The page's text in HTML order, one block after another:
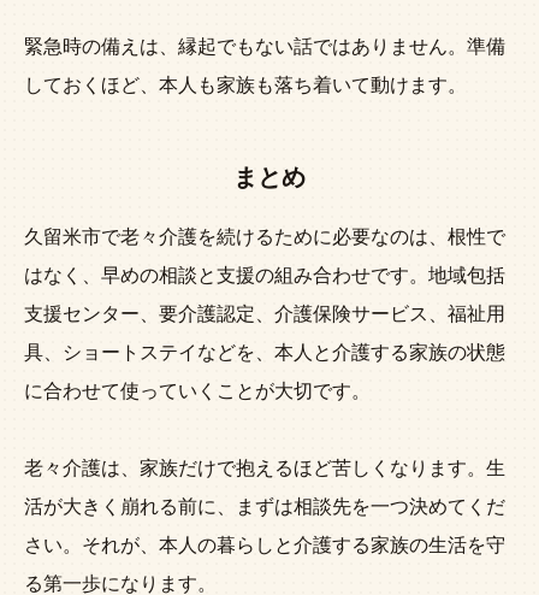
緊急時の備えは、縁起でもない話ではありません。準備
しておくほど、本人も家族も落ち着いて動けます。
まとめ
久留米市で老々介護を続けるために必要なのは、根性で
はなく、早めの相談と支援の組み合わせです。地域包括
支援センター、要介護認定、介護保険サービス、福祉用
具、ショートステイなどを、本人と介護する家族の状態
に合わせて使っていくことが大切です。
老々介護は、家族だけで抱えるほど苦しくなります。生
活が大きく崩れる前に、まずは相談先を一つ決めてくだ
さい。それが、本人の暮らしと介護する家族の生活を守
る第一歩になります。